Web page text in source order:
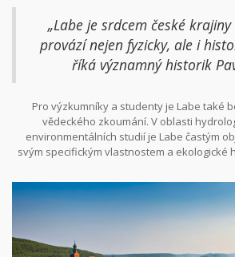
identity, přičemž hraje důležitou roli v
dědictví.
„Labe je srdcem české
provází nejen fyzicky, ale i
říká významný historik
Pro výzkumníky a studenty je Labe také
vědeckého zkoumání. V oblasti
environmentálních studií je Labe častým
svým specifickým vlastnostem a ekologické
živočichů a změny v ekosystémech, což
ochraně přírody a udržitelného